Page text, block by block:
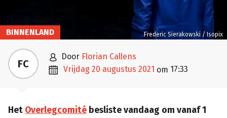
Frederic Sierakowski / Isopix
BINNENLAND
FC  door Florian Callens
 vrijdag 20 augustus 2021 om 17:33
Het Overlegcomité besliste vandaag om vanaf 1